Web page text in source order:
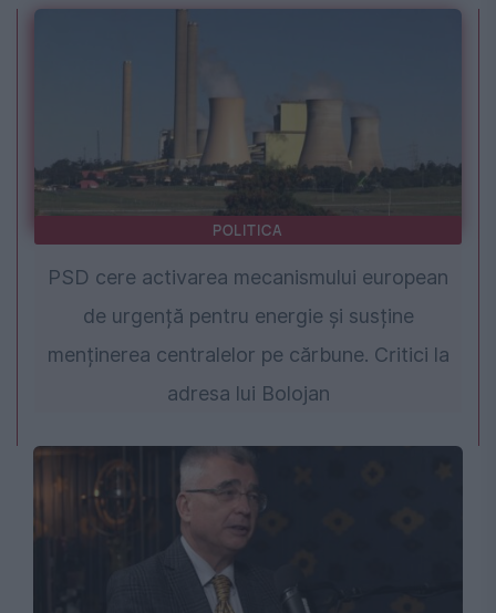
POLITICA
PSD cere activarea mecanismului european
de urgență pentru energie și susține
menținerea centralelor pe cărbune. Critici la
adresa lui Bolojan